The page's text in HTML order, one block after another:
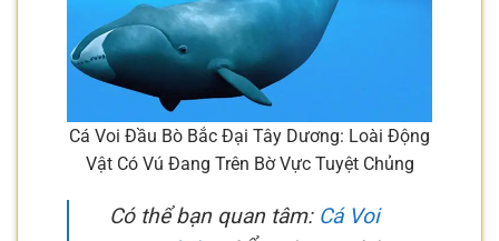
Cá Voi Đầu Bò Bắc Đại Tây Dương: Loài Động
Vật Có Vú Đang Trên Bờ Vực Tuyệt Chủng
Có thể bạn quan tâm: Cá Voi